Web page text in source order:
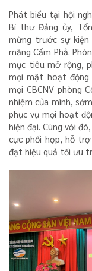
Phát biểu tại hội
Bí thư Đảng ủy,
mừng trước sự kiện
măng Cẩm Phả.
mục tiêu mở rộng,
mọi mặt hoạt động
mọi CBCNV phòng
nhiệm của mình,
phục vụ mọi hoạt
hiện đại. Cùng với
cực phối hợp, hỗ
đạt hiệu quả tối ưu